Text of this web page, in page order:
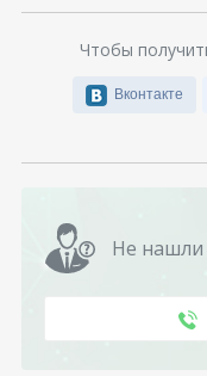
Чтобы
Вконтакте
Не нашли